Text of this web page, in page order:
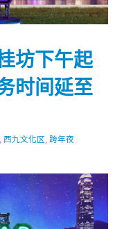
坊下午起
时间延至
,西九文化区 跨年夜